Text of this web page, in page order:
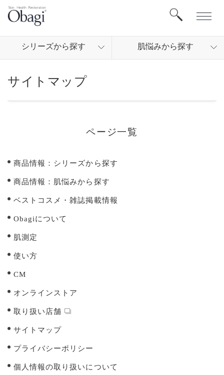
シリ ーズから探す 肌悩みから探す
サイトマップ
ページ一覧
商品情報：シリーズから探す
商品情報：肌悩みから探す
ベストコスメ・雑誌掲載情報
Obagiについて
肌測定
使い方
CM
オンラインストア
取り扱い店舗
サイトマップ
プライバシーポリシー
個人情報の取り扱いについて